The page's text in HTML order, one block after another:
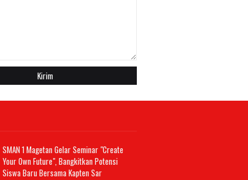
SMAN 1 Magetan Gelar Seminar "Create
Your Own Future", Bangkitkan Potensi
Siswa Baru Bersama Kapten Sar